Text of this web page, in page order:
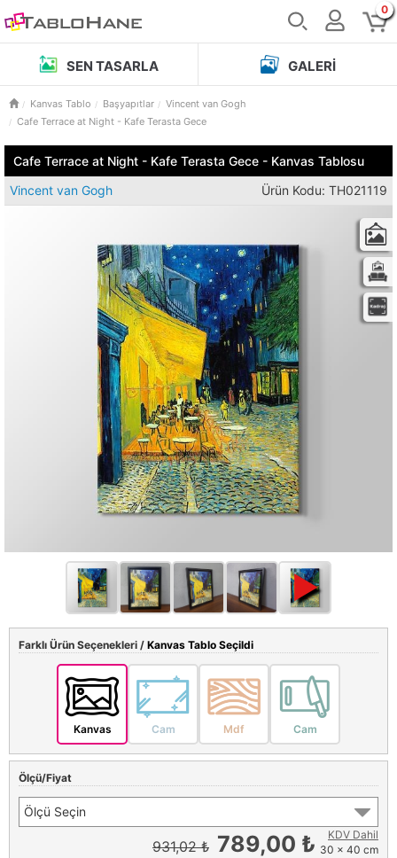
0
SEN TASARLA GALERI
Kanvas Tablo Başyapıtlar
Vincent van Gogh
Cafe Terrace at Night - Kafe Terasta Gece
Cafe Terrace at Night - Kafe Terasta Gece - Kanvas Tablosu
Vincent van Gogh
Ürün Kodu: TH021119
Farklı Ürün Seçenekleri / Kanvas Tablo Seçildi
Kanvas Cam Mdf Cam
Ölçü/Fiyat
Ölçü Seçin
931,02 ₺ 789,00 ₺
KDV Dahil
30 x 40 cm